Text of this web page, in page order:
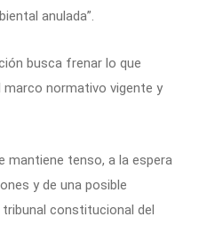
anulada”.
busca frenar lo que
marco normativo vigente y
mantiene tenso, a la espera
y de una posible
constitucional del